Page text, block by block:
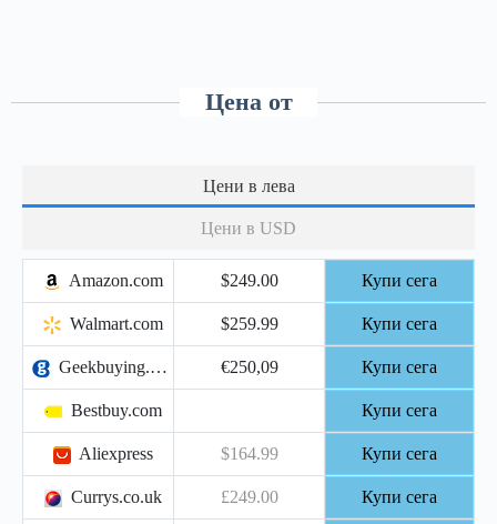
Цена от
Цени в лева
Цени в USD
Amazon.com $249.00 Купи сега
Walmart.com $259.99 Купи сега
Geekbuying.com €250,09 Купи сега
Bestbuy.com Купи сега
Aliexpress $164.99 Купи сега
Currys.co.uk £249.00 Купи сега